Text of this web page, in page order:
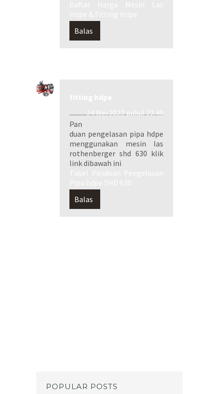
Balas
24 Mei 2022 pukul 22.49
Pan
duan pengelasan pipa hdpe
menggunakan mesin las
rothenberger shd 630 klik
link dibawah ini
Balas
POPULAR POSTS